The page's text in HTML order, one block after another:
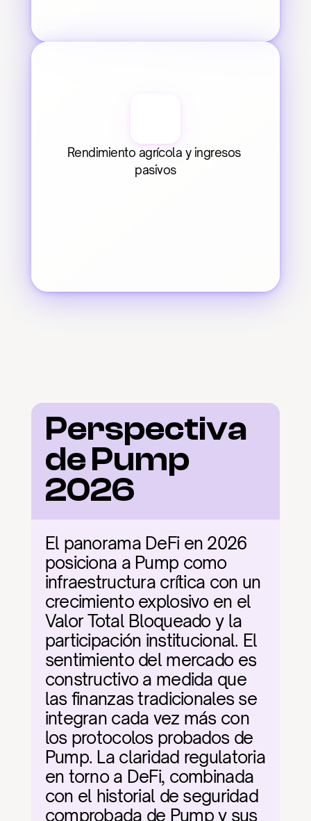
Rendimiento agrícola y ingresos
pasivos
Perspectiva
de Pump
2026
El panorama DeFi en 2026
posiciona a Pump como
infraestructura crítica con un
crecimiento explosivo en el
Valor Total Bloqueado y la
participación institucional. El
sentimiento del mercado es
constructivo a medida que
las finanzas tradicionales se
integran cada vez más con
los protocolos probados de
Pump. La claridad regulatoria
en torno a DeFi, combinada
con el historial de seguridad
comprobada de Pump y sus